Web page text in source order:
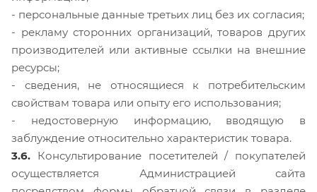
- персональные данные третьих лиц без их согласия;
- рекламу сторонних организаций, товаров других
производителей или активные ссылки на внешние
ресурсы;
- сведения, не относящиеся к потребительским
свойствам товара или опыту его использования;
- недостоверную информацию, вводящую в
заблуждение относительно характеристик товара.
3.6. Консультирование посетителей / покупателей
осуществляется Администрацией сайта